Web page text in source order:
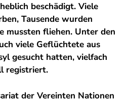
beschädigt. Viele
Tausende wurden
mussten fliehen. Unter den
viele Geflüchtete aus
gesucht hatten, vielfach
registriert.
der Vereinten Nationen